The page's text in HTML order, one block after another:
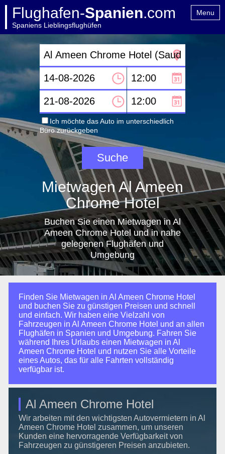
Flughafen-Spanien.com
Spaniens Lieblingsflughüfen
Menu
Mietwagen Al Ameen
Chrome Hotel
Buchen Sie einen Mietwagen in Al
Ameen Chrome Hotel und in nahe
gelegenen Flughäfen und
Umgebung
Ich möchte das Auto im unterschiedlich
Büro zurückgeben
Finden Sie Mietwagen in Al Ameen Chrome Hotel
und buchen Sie zu günstigen Preisen und schnell
und einfach. Wir haben eine Vielzahl von
Fahrzeugen in Al Ameen Chrome Hotel und an allen
Flughäfen in Spanien und Umgebung. Fahren Sie
während Ihres Urlaubs einen Mietwagen in Al
Ameen Chrome Hotel und nutzen Sie alle Vorteile
eines Autos, das für alle Fahrten vollständig
verfügbar ist.
Al Ameen Chrome Hotel
Wir arbeiten mit den wichtigsten Autovermietern in Al
Ameen Chrome Hotel zusammen, um unseren
Kunden eine hervorragende Verfügbarkeit von
Fahrzeugen zu günstigeren Preisen anzubieten.